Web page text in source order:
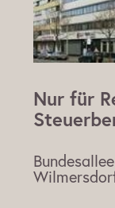
Nur für